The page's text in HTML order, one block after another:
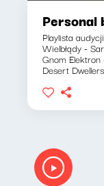
Personal
Playlista
Wielbłądy -
Gnom
Desert